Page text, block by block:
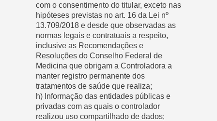
com o consentimento do titular, exceto nas
hipóteses previstas no art. 16 da Lei nº
13.709/2018 e desde que observadas as
normas legais e contratuais a respeito,
inclusive as Recomendações e
Resoluções do Conselho Federal de
Medicina que obrigam a Controladora a
manter registro permanente dos
tratamentos de saúde que realiza;
h) Informação das entidades públicas e
privadas com as quais o controlador
realizou uso compartilhado de dados;